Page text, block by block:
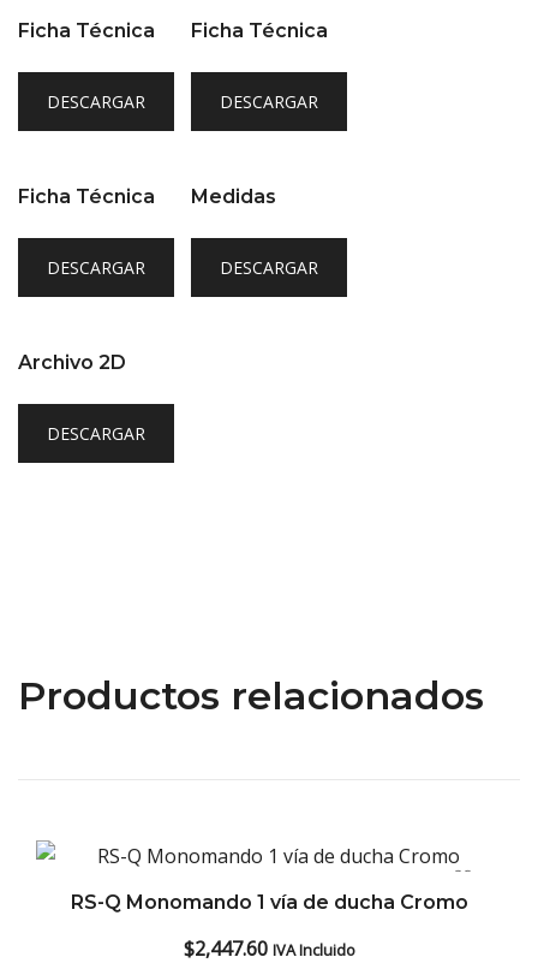
Ficha Técnica
DESCARGAR
Ficha Técnica
DESCARGAR
Ficha Técnica
DESCARGAR
Medidas
DESCARGAR
Archivo 2D
DESCARGAR
Productos relacionados
RS-Q Monomando 1 vía de ducha Cromo
$2,447.60 IVA Incluido